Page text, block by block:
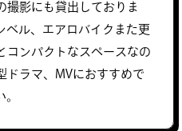
撮影にも貸出しておりま
ベル、エアロバイクまた更
コンパクトなスペースなの
ドラマ、MVにおすすめで